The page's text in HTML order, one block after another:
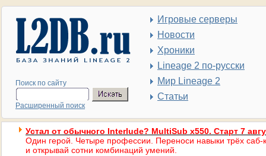
Поиск по сайту
Расширенный поиск
Игровые серверы
Новости
Хроники
Lineage 2 по-русски
Мир Lineage 2
Статьи
Устал от обычного Interlude? MultiSub x550. Старт 7
Один герой. Четыре профессии. Переноси навыки трёх саб-
и открывай сотни комбинаций умений.